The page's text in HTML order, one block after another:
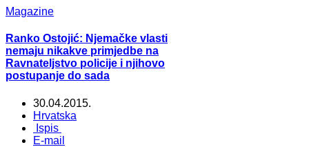
Magazine
Ranko Ostojić: Njemačke vlasti
nemaju nikakve primjedbe na
Ravnateljstvo policije i njihovo
postupanje do sada
30.04.2015.
Hrvatska
Ispis
E-mail